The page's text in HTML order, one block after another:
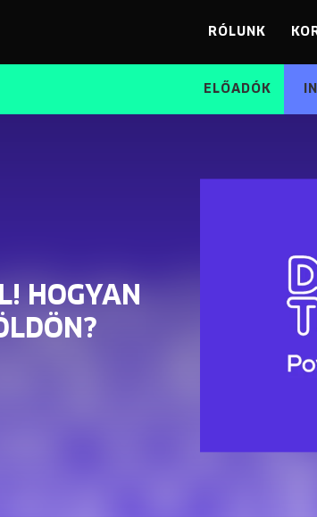
RÓLUNK
ELŐADÓK
HOGYAN